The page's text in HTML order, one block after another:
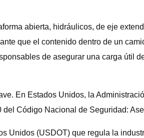
abierta, hidráulicos, de eje
que el contenido dentro de un
de asegurar una carga útil
En Estados Unidos, la
Código Nacional de Seguridad:
Unidos (USDOT) que regula la